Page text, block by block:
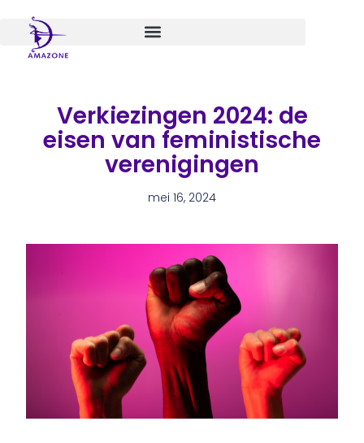
inhoud
Verkiezingen 2024: de
eisen van feministische
verenigingen
mei 16, 2024